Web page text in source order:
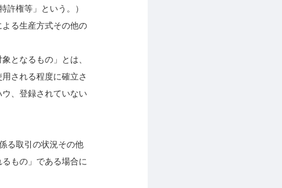
許権等」という。）
る生産方式その他の
となるもの」とは、
される程度に確立さ
、登録されていない
る取引の状況その他
もの」である場合に